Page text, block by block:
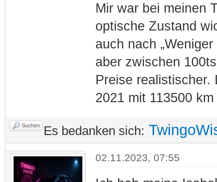
Mir war bei meinen
optische Zustand
auch nach
aber zwischen
Preise
2021 mit 113500
Suchen Es bedanken sich:
02.11.2023, 07:55